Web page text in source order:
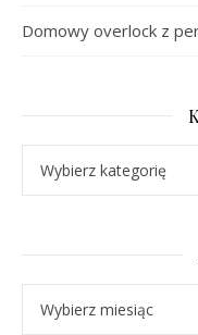
Domowy overlock z